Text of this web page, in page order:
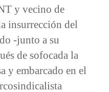
y vecino de
insurrección del
-junto a su
de sofocada la
y embarcado en el